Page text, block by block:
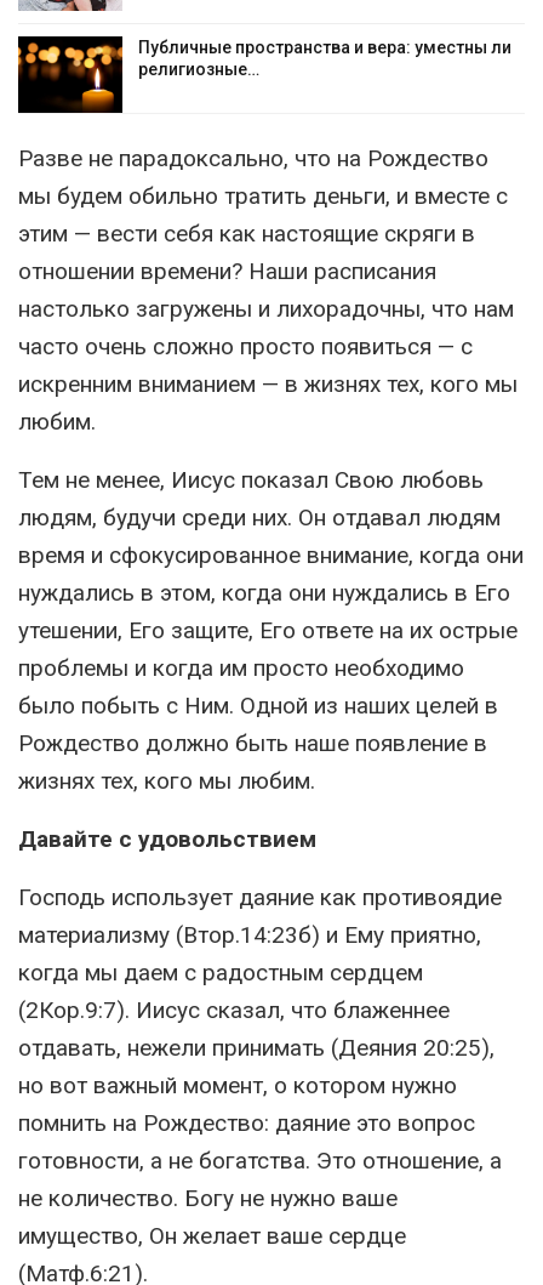
Публичные пространства и вера: уместны ли
религиозные…
Разве не парадоксально, что на Рождество
мы будем обильно тратить деньги, и вместе с
этим — вести себя как настоящие скряги в
отношении времени? Наши расписания
настолько загружены и лихорадочны, что нам
часто очень сложно просто появиться — с
искренним вниманием — в жизнях тех, кого мы
любим.
Тем не менее, Иисус показал Свою любовь
людям, будучи среди них. Он отдавал людям
время и сфокусированное внимание, когда они
нуждались в этом, когда они нуждались в Его
утешении, Его защите, Его ответе на их острые
проблемы и когда им просто необходимо
было побыть с Ним. Одной из наших целей в
Рождество должно быть наше появление в
жизнях тех, кого мы любим.
Давайте с удовольствием
Господь использует даяние как противоядие
материализму (Втор.14:23б) и Ему приятно,
когда мы даем с радостным сердцем
(2Кор.9:7). Иисус сказал, что блаженнее
отдавать, нежели принимать (Деяния 20:25),
но вот важный момент, о котором нужно
помнить на Рождество: даяние это вопрос
готовности, а не богатства. Это отношение, а
не количество. Богу не нужно ваше
имущество, Он желает ваше сердце
(Матф.6:21).